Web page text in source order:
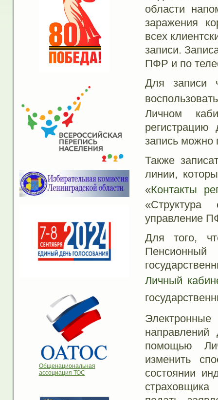
Общенациональная
ассоциация ТОС
области
заражения
всех
записи.
ПФР и по
Для записи
Личном
регистрацию
запись можно
Также
линии,
«Контакты
«Структура
управление
Для того,
Личный
помощью
изменить
состоянии